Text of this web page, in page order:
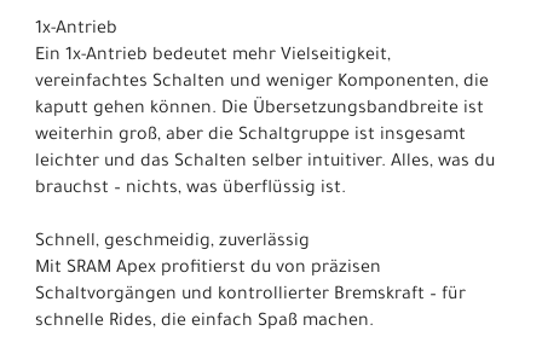
1x-Antrieb
Ein 1x-Antrieb bedeutet mehr Vielseitigkeit,
vereinfachtes Schalten und weniger Komponenten, die
kaputt gehen können. Die Übersetzungsbandbreite ist
weiterhin groß, aber die Schaltgruppe ist insgesamt
leichter und das Schalten selber intuitiver. Alles, was du
brauchst – nichts, was überflüssig ist.
Schnell, geschmeidig, zuverlässig
Mit SRAM Apex profitierst du von präzisen
Schaltvorgängen und kontrollierter Bremskraft – für
schnelle Rides, die einfach Spaß machen.